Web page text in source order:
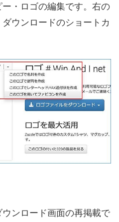
・ロゴの編集です。右の
ウンロードのショートカ
ンロード画面の再掲載で